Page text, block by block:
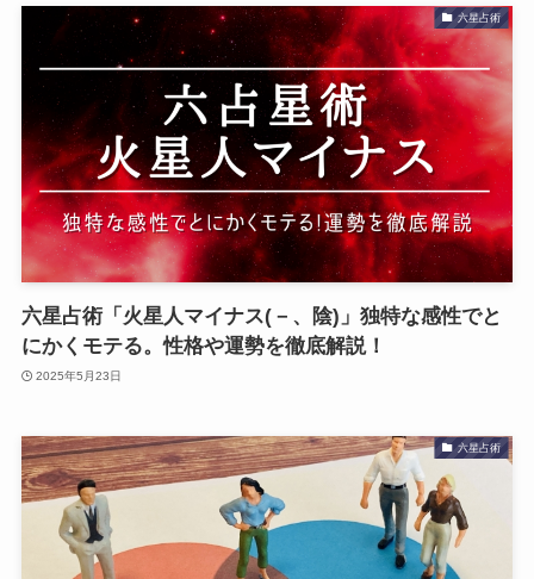
六星占術
六星占術「火星人マイナス(－、陰)」独特な感性でと
にかくモテる。性格や運勢を徹底解説！
2025年5月23日
六星占術